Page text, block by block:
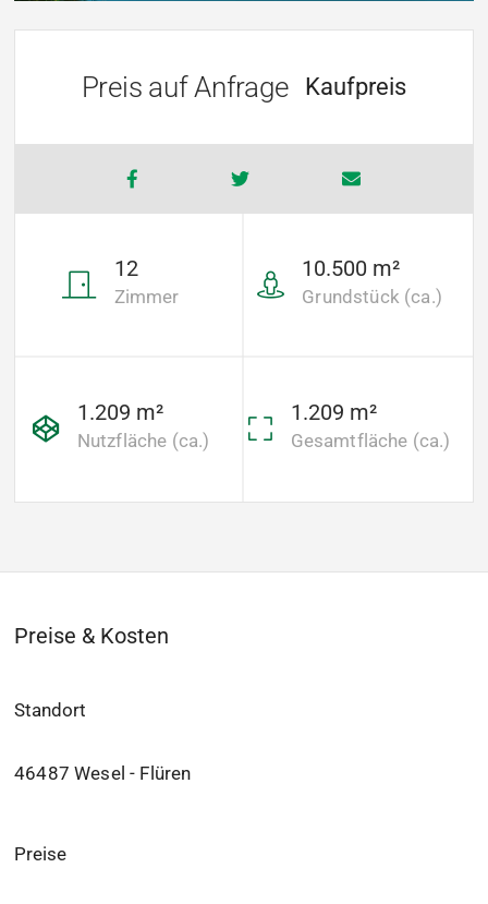
Preis auf Anfrage Kaufpreis
12
Zimmer
10.500 m²
Grundstück (ca.)
1.209 m²
Nutzfläche (ca.)
1.209 m²
Gesamtfläche (ca.)
Preise & Kosten
Standort
46487 Wesel - Flüren
Preise